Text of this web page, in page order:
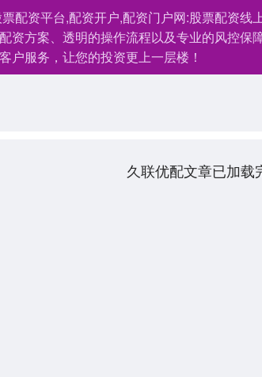
配资平台,配资开户,配资门户网:股票配资
资方案、透明的操作流程以及专业的风控
户服务，让您的投资更上一层楼！
久联优配文章已加载